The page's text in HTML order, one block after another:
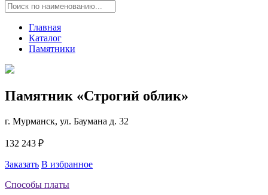
Главная
Каталог
Памятники
Памятник «Строгий облик»
г. Мурманск, ул. Баумана д. 32
132 243 ₽
Заказать В избранное
Способы платы